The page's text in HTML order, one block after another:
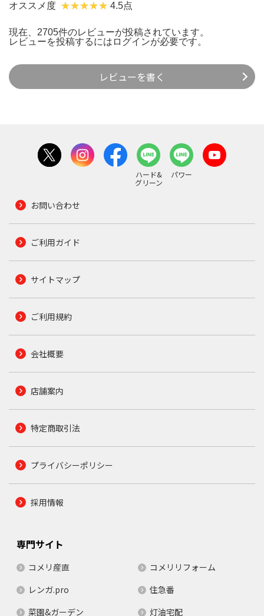
オススメ度 4.5点
現在、2705件のレビューが投稿されています。
レビューを投稿するには ログインが必要です。
レビューを書く
ハード&
グリーン
パワー
お問い合わせ
ご利用ガイド
サイトマップ
ご利用規約
会社概要
店舗案内
特定商取引法
プライバシーポリシー
採用情報
専門サイト
コメリ産直
コメリリフォーム
レンガ.pro
住急番
菜園&ガーデン
灯油宅配